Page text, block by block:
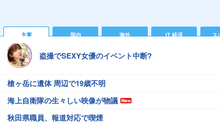
主要 国内 海外 IT 経済 ス
盗撮でSEXY女優のイベント中断?
槍ヶ岳に遺体 周辺で19歳不明
海上自衛隊の生々しい映像が物議
秋田県職員、報道対応で喫煙